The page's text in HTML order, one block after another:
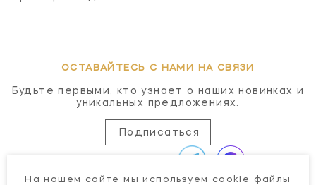
ОСТАВАЙТЕСЬ С НАМИ НА СВЯЗИ
Будьте первыми, кто узнает о наших новинках и
уникальных предложениях.
Подписаться
На нашем сайте мы используем cookie файлы